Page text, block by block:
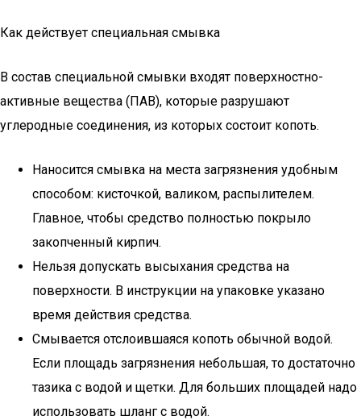
Как действует специальная смывка
В состав специальной смывки входят поверхностно-
активные вещества (ПАВ), которые разрушают
углеродные соединения, из которых состоит копоть.
Наносится смывка на места загрязнения удобным
способом: кисточкой, валиком, распылителем.
Главное, чтобы средство полностью покрыло
закопченный кирпич.
Нельзя допускать высыхания средства на
поверхности. В инструкции на упаковке указано
время действия средства.
Смывается отслоившаяся копоть обычной водой.
Если площадь загрязнения небольшая, то достаточно
тазика с водой и щетки. Для больших площадей надо
использовать шланг с водой.